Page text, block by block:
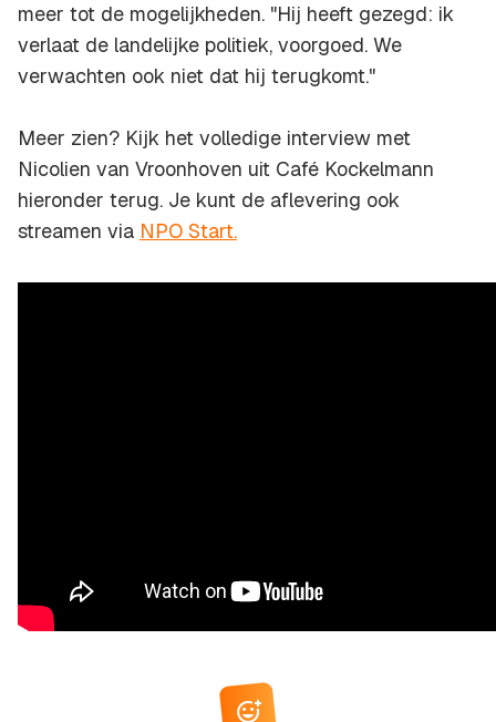
meer tot de mogelijkheden. "Hij heeft gezegd: ik
verlaat de landelijke politiek, voorgoed. We
verwachten ook niet dat hij terugkomt."
Meer zien? Kijk het volledige interview met
Nicolien van Vroonhoven uit Café Kockelmann
hieronder terug. Je kunt de aflevering ook
streamen via NPO Start.